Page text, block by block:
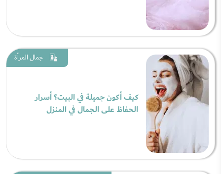
جمال المرأة
كيف أكون جميلة في البيت؟ أسرار
الحفاظ على الجمال في المنزل